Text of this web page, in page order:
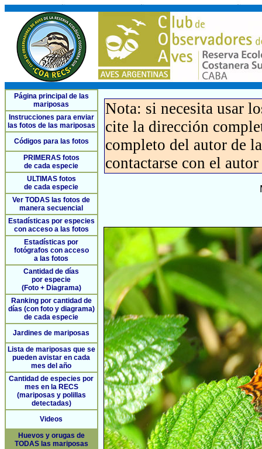
Página principal de las
mariposas
Instrucciones para enviar
las fotos de las mariposas
Códigos para las fotos
PRIMERAS fotos
de cada especie
ULTIMAS fotos
de cada especie
Ver TODAS las fotos de
manera secuencial
Estadísticas por especies
con acceso a las fotos
Estadísticas por
fotógrafos con acceso
a las fotos
Cantidad de días
por especie
(Foto + Diagrama)
Ranking por cantidad de
días (con foto y diagrama)
de cada especie
Jardines de mariposas
Lista de mariposas que se
pueden avistar en cada
mes del año
Cantidad de especies por
mes en la RECS
(mariposas y polillas
detectadas)
Videos
Huevos y orugas de
TODAS las mariposas
Nota: si necesita usar
cite la dirección
completo del autor de
contactarse con el